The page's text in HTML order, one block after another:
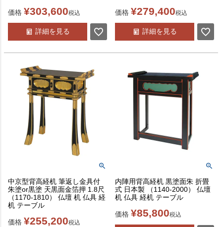
価格 ¥303,600税込
詳細を見る
価格 ¥279,400税込
詳細を見る
中京型背高経机 筆返し金具付
朱塗or黒塗 天黒面金箔押 1.8尺
（1170-1810） 仏壇 机 仏具 経
机 テーブル
価格 ¥255,200税込
内陣用背高経机 黒塗面朱 折畳
式 日本製 （1140-2000） 仏壇
机 仏具 経机 テーブル
価格 ¥85,800税込